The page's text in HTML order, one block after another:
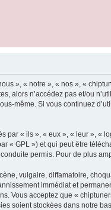
», « notre », « nos », «
alors n’accédez pas et/ou
même. Si vous continuez
par « ils », « eux », « leur », «
« GPL ») et qui peut être
permis. Pour de plus
vulgaire, diffamatoire,
immédiat et
Vous acceptez que «
soient stockées dans notre